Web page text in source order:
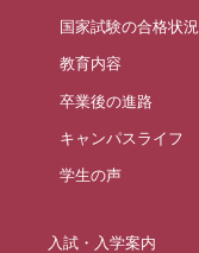
国家試験の合格状況
教育内容
卒業後の進路
キャンパスライフ
学生の声
入試・入学案内